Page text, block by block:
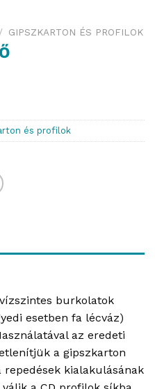
/ GIPSZKARTON ÉS PROFILOK
és profilok
burkolatok
esetben fa lécváz)
az eredeti
a gipszkarton
kialakulásának